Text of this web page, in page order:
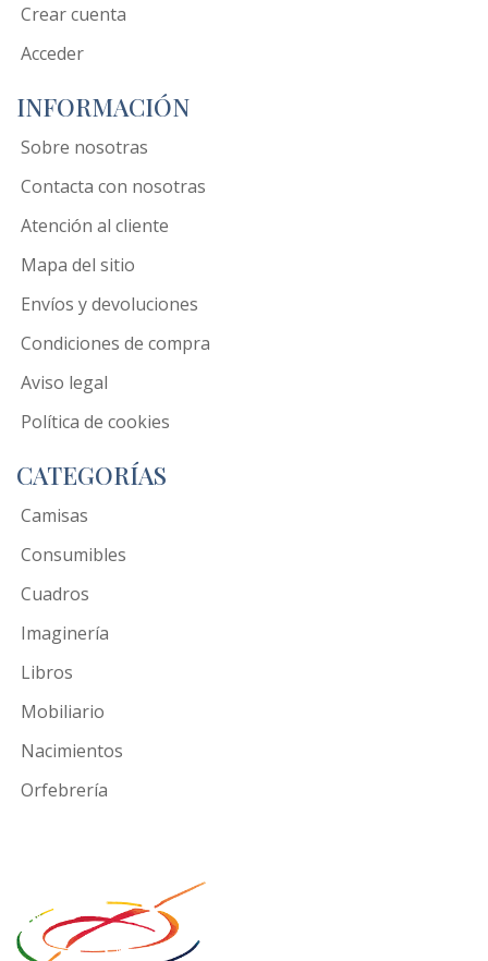
Crear cuenta
Acceder
INFORMACIÓN
Sobre nosotras
Contacta con nosotras
Atención al cliente
Mapa del sitio
Envíos y devoluciones
Condiciones de compra
Aviso legal
Política de cookies
CATEGORÍAS
Camisas
Consumibles
Cuadros
Imaginería
Libros
Mobiliario
Nacimientos
Orfebrería